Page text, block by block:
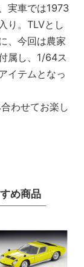
実車では1973
り。TLVとし
、今回は農家
属し、1/64ス
イテムとなっ
わせてお楽し
め商品